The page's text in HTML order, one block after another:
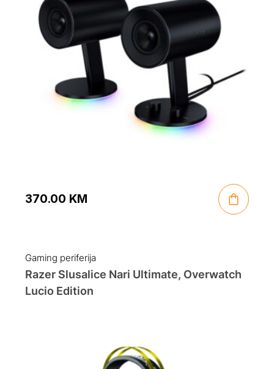
370.00 KM
Gaming periferija
Razer Slusalice Nari Ultimate, Overwatch
Lucio Edition